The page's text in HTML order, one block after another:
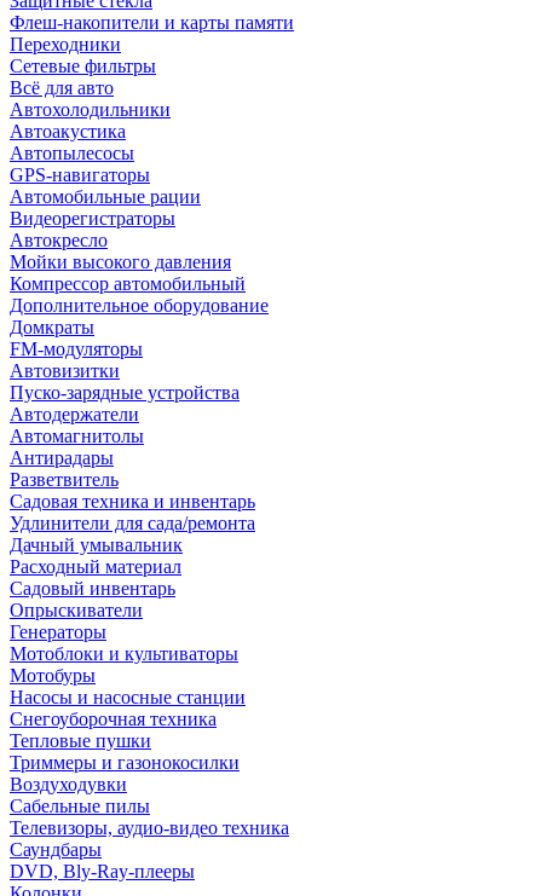
Флеш-накопители и карты памяти
Переходники
Сетевые фильтры
Всё для авто
Автохолодильники
Автоакустика
Автопылесосы
GPS-навигаторы
Автомобильные рации
Видеорегистраторы
Автокресло
Мойки высокого давления
Компрессор автомобильный
Дополнительное оборудование
Домкраты
FM-модуляторы
Автовизитки
Пуско-зарядные устройства
Автодержатели
Автомагнитолы
Антирадары
Разветвитель
Садовая техника и инвентарь
Удлинители для сада/ремонта
Дачный умывальник
Расходный материал
Садовый инвентарь
Опрыскиватели
Генераторы
Мотоблоки и культиваторы
Мотобуры
Насосы и насосные станции
Снегоуборочная техника
Тепловые пушки
Триммеры и газонокосилки
Воздуходувки
Сабельные пилы
Телевизоры, аудио-видео техника
Саундбары
DVD, Bly-Ray-плееры